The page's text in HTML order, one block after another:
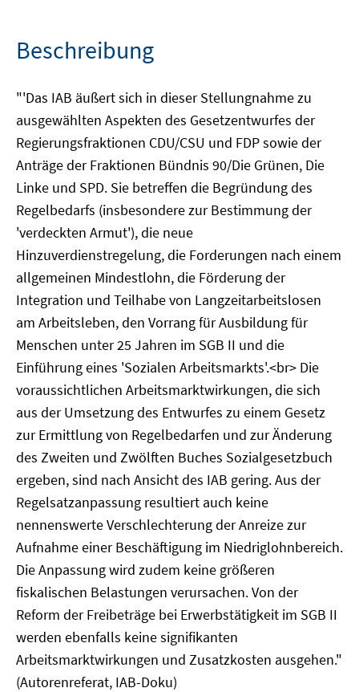
Beschreibung
"'Das IAB äußert sich in dieser Stellungnahme zu
ausgewählten Aspekten des Gesetzentwurfes der
Regierungsfraktionen CDU/CSU und FDP sowie der
Anträge der Fraktionen Bündnis 90/Die Grünen, Die
Linke und SPD. Sie betreffen die Begründung des
Regelbedarfs (insbesondere zur Bestimmung der
'verdeckten Armut'), die neue
Hinzuverdienstregelung, die Forderungen nach einem
allgemeinen Mindestlohn, die Förderung der
Integration und Teilhabe von Langzeitarbeitslosen
am Arbeitsleben, den Vorrang für Ausbildung für
Menschen unter 25 Jahren im SGB II und die
Einführung eines 'Sozialen Arbeitsmarkts'.<br> Die
voraussichtlichen Arbeitsmarktwirkungen, die sich
aus der Umsetzung des Entwurfes zu einem Gesetz
zur Ermittlung von Regelbedarfen und zur Änderung
des Zweiten und Zwölften Buches Sozialgesetzbuch
ergeben, sind nach Ansicht des IAB gering. Aus der
Regelsatzanpassung resultiert auch keine
nennenswerte Verschlechterung der Anreize zur
Aufnahme einer Beschäftigung im Niedriglohnbereich.
Die Anpassung wird zudem keine größeren
fiskalischen Belastungen verursachen. Von der
Reform der Freibeträge bei Erwerbstätigkeit im SGB II
werden ebenfalls keine signifikanten
Arbeitsmarktwirkungen und Zusatzkosten ausgehen."
(Autorenreferat, IAB-Doku)